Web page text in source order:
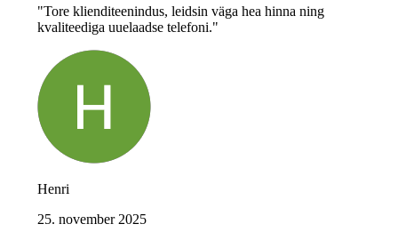
"Tore klienditeenindus, leidsin väga hea hinna ning
kvaliteediga uuelaadse telefoni."
Henri
25. november 2025